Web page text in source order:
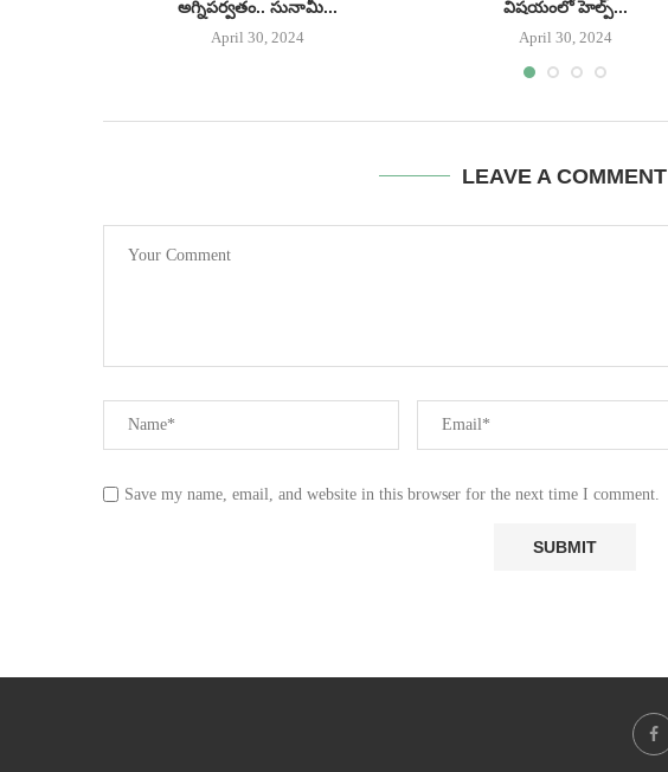
అగ్నిపర్వతం.. సునామీ...
April 30, 2024
విషయంలో హెల్ప్...
April 30, 2024
LEAVE A COMMENT
Save my name, email, and website in this browser for the next time I comment.